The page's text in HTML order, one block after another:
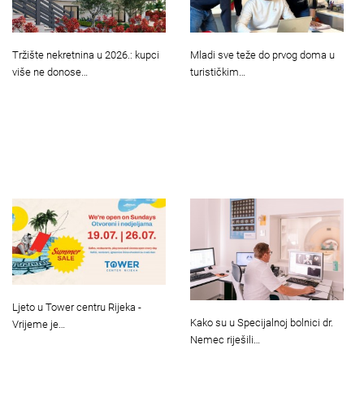
Tržište nekretnina u 2026.: kupci
više ne donose…
Mladi sve teže do prvog doma u
turističkim…
Ljeto u Tower centru Rijeka -
Vrijeme je…
Kako su u Specijalnoj bolnici dr.
Nemec riješili…